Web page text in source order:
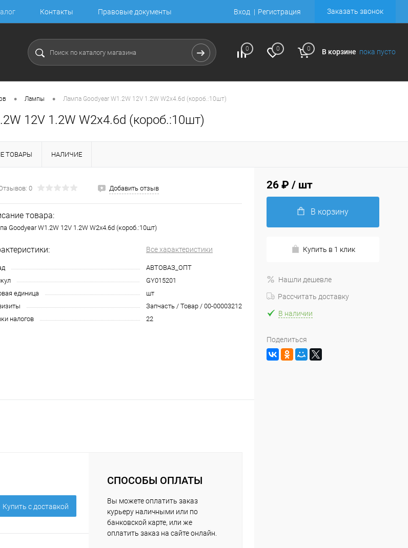
Контакты Правовые документы Вход Регистрация Заказать звонок
0 0 0 В корзине пока пусто
• Лампы • Лампа Goodyear W1.2W 12V 1.2W W2x4.6d (короб.:10шт)
12V 1.2W W2x4.6d (короб.:10шт)
ТОВАРЫ НАЛИЧИЕ
0 Добавить отзыв
товара:
Goodyear W1.2W 12V 1.2W W2x4.6d (короб.:10шт)
Все характеристики
АВТОВАЗ_ОПТ
GY015201
единица
шт
Запчасть / Товар / 00-00003212
налогов
22
Купить c доставкой
СПОСОБЫ ОПЛАТЫ
Вы можете оплатить заказ
курьеру наличными или по
банковской карте, или же
оплатить заказ на сайте онлайн.
26 ₽ / шт
В корзину
Купить в 1 клик
Нашли дешевле
Рассчитать доставку
В наличии
Поделиться